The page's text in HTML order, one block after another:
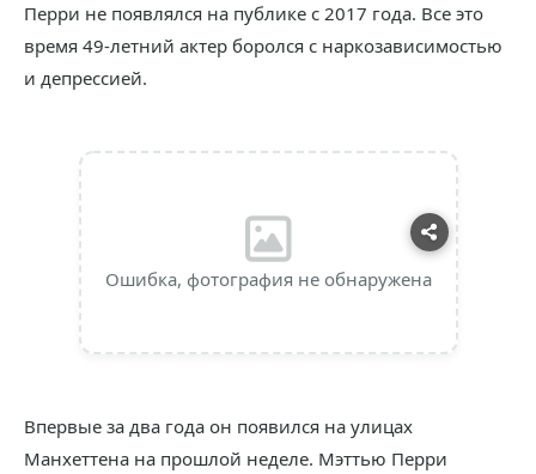
Перри не появлялся на публике с 2017 года. Все это
время 49-летний актер боролся с наркозависимостью
и депрессией.
Ошибка, фотография не обнаружена
Впервые за два года он появился на улицах
Манхеттена на прошлой неделе. Мэттью Перри